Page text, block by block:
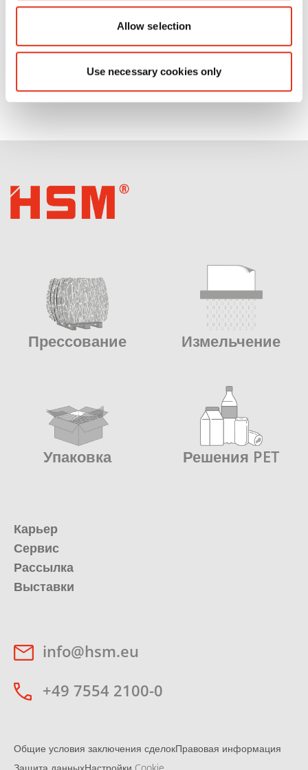
Allow selection
Use necessary cookies only
Прессование Измельчение
Упаковка Решения PET
Карьер
Сервис
Рассылка
Выставки
info@hsm.eu
+49 7554 2100-0
Общие условия заключения сделокПравовая информация